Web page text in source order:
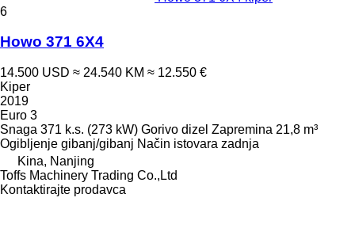
6
Howo 371 6X4
14.500 USD ≈ 24.540 KM ≈ 12.550 €
Kiper
2019
Euro 3
Snaga 371 k.s. (273 kW) Gorivo dizel Zapremina 21,8 m³
Ogibljenje gibanj/gibanj Način istovara zadnja
Kina, Nanjing
Toffs Machinery Trading Co.,Ltd
Kontaktirajte prodavca